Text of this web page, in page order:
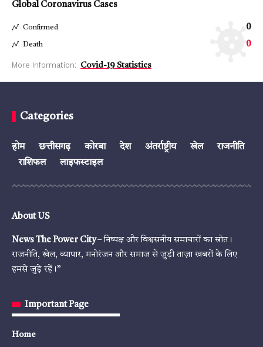
Global Coronavirus Cases
Confirmed 0
Death 0
More Information: Covid-19 Statistics
Categories
होम छत्तीसगढ़ कोरबा देश अंतर्राष्ट्रीय खेल
राजनीति
राशिफल
लाइफस्टाइल
About US
News The Power City– निष्पक्ष और विश्वसनीय समाचारों का स्रोत।
राजनीति, खेल, व्यापार, मनोरंजन और समाज से जुड़ी ताज़ा खबरों के लिए
हमसे जुड़े रहें।”
Important Page
Home